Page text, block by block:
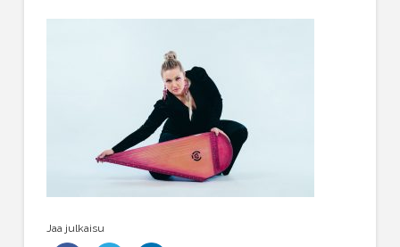
Jaa julkaisu